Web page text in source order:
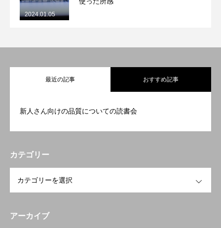
2024.01.05
最近の記事 おすすめ記事
新人さん向けの品質についての読書会
カテゴリー
アーカイブ